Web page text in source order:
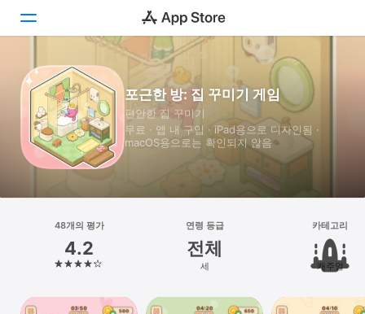
투데이
게임
앱
검색
iPhone
iPad
포근한 방: 집 꾸미기 게임
편안한 집 꾸미기
무료 · 앱 내 구입 · iPad⁠용으로 디자인됨 ·
macOS⁠용으로는 확인되지 않음
48개의 평가
4.2
연령 등급
전체
세
카테고리
캐주얼